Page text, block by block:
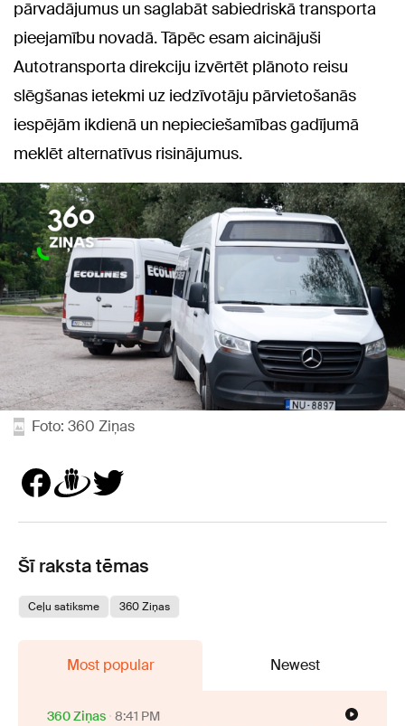
pārvadājumus un saglabāt sabiedriskā transporta
pieejamību novadā. Tāpēc esam aicinājuši
Autotransporta direkciju izvērtēt plānoto reisu
slēgšanas ietekmi uz iedzīvotāju pārvietošanās
iespējām ikdienā un nepieciešamības gadījumā
meklēt alternatīvus risinājumus.
Foto: 360 Ziņas
Šī raksta tēmas
Ceļu satiksme 360 Ziņas
Most popular Newest
360 Ziņas 8:41 PM